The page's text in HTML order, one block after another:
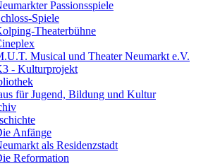
Passionsspiele
Spiele
Theaterbühne
Musical und Theater Neumarkt e.V.
- Kulturprojekt
für Jugend, Bildung und Kultur
Anfänge
als Residenzstadt
Reformation